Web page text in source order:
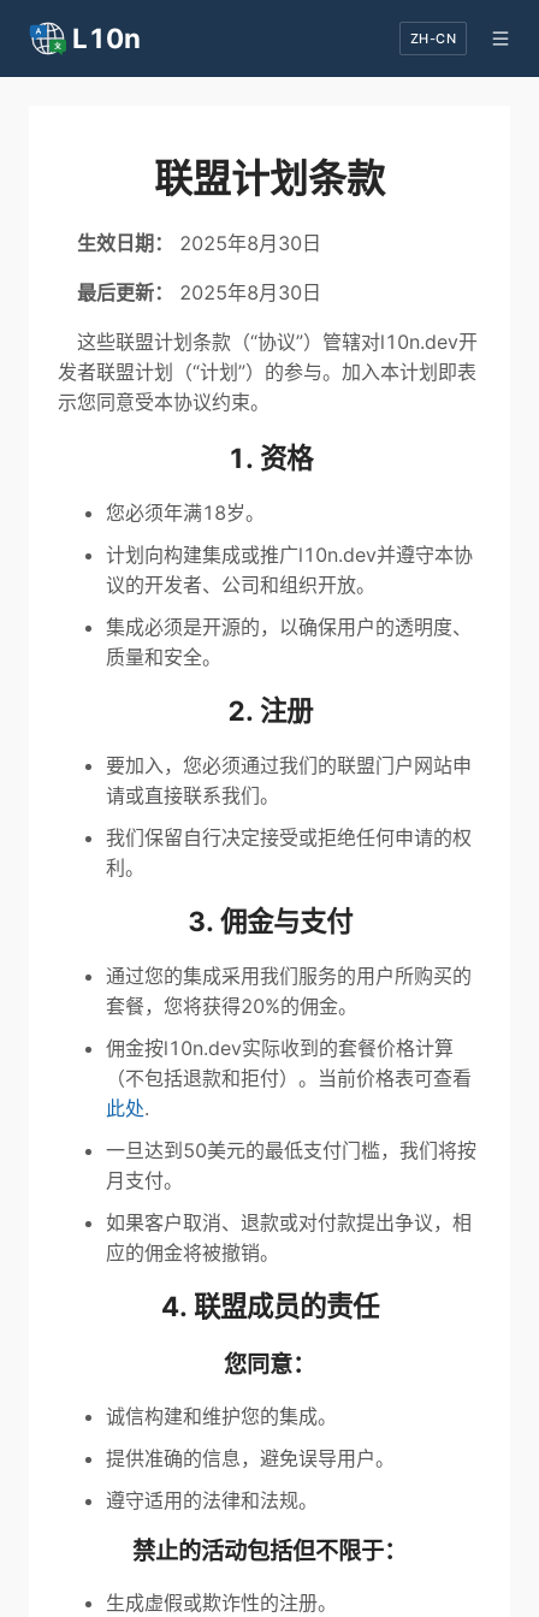
L10n ZH-CN
联盟计划条款
生效日期： 2025年8月30日
最后更新： 2025年8月30日
这些联盟计划条款（“协议”）管辖对l10n.dev开
发者联盟计划（“计划”）的参与。加入本计划即表
示您同意受本协议约束。
1. 资格
您必须年满18岁。
计划向构建集成或推广l10n.dev并遵守本协
议的开发者、公司和组织开放。
集成必须是开源的，以确保用户的透明度、
质量和安全。
2. 注册
要加入，您必须通过我们的联盟门户网站申
请或直接联系我们。
我们保留自行决定接受或拒绝任何申请的权
利。
3. 佣金与支付
通过您的集成采用我们服务的用户所购买的
套餐，您将获得20%的佣金。
佣金按l10n.dev实际收到的套餐价格计算
（不包括退款和拒付）。当前价格表可查看
此处.
一旦达到50美元的最低支付门槛，我们将按
月支付。
如果客户取消、退款或对付款提出争议，相
应的佣金将被撤销。
4. 联盟成员的责任
您同意：
诚信构建和维护您的集成。
提供准确的信息，避免误导用户。
遵守适用的法律和法规。
禁止的活动包括但不限于：
生成虚假或欺诈性的注册。